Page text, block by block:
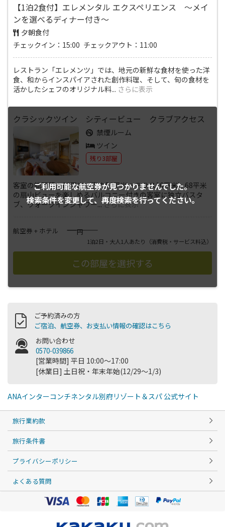
【1泊2食付】エレメンタル エクスペリエンス ～メイ
ンを選べるディナー付き～
夕朝食付
チェックイン：15:00 チェックアウト：11:00
レストラン「エレメンツ」では、地元の新鮮な食材を使った洋
食、和からインスパイアされた創作料理、そして、旬の食材を
活かしたシェフのオリジナル料... さらに表示
ご利用可能な航空券が見つかりませんでした。
検索条件を変更して、再度検索を行ってください。
クラシックツイン シティービュー クラブアクセス
禁煙ルーム
ツイン
残り3部屋
客室の総面積：68平米（室内52平米＋テラス16平米）68平米
の扇山ビューを楽しめるバルコニー付きの客室に独立バスタ
ブ、ウォークインシャワー...さらに表示
航空券 + ホテル ――――円
1泊2日・大人1人あたり （消費税・サービス料込）
ご予約済みの方
ご宿泊、航空券、お支払い情報の確認はこちら
お問い合わせ
0570-039866
[営業時間] 平日 10:00～17:00
[休業日] 土日祝・年末年始(12/29～1/3)
ANAインターコンチネンタル別府リゾート＆スパ 公式サイト
旅行業約款
旅行条件書
プライバシーポリシー
よくある質問